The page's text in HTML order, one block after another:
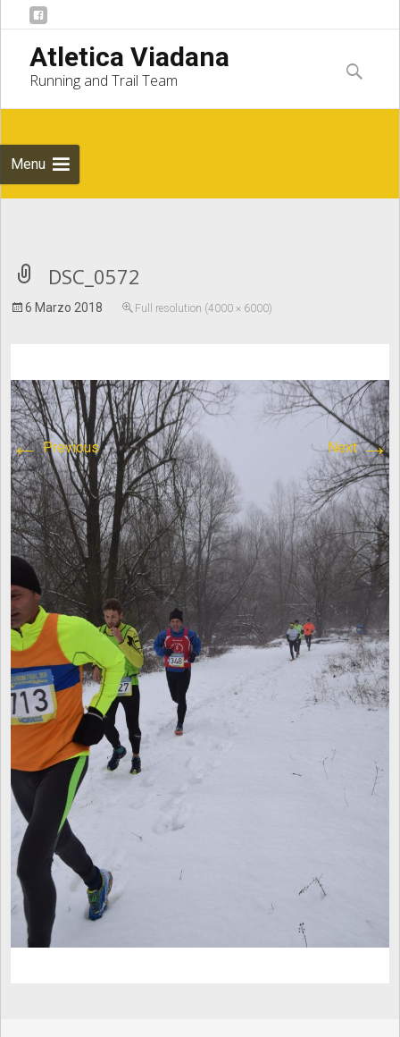
Atletica Viadana
Running and Trail Team
Menu
content
Ricerca
per:
content/plugins/breadcrumb-
navxt/class.bcn_breadcrumb_trail.phpon line 1013
Atletica Viadana>DSC_0572
DSC_0572
6 Marzo 2018 Full resolution (4000 × 6000)
←Previous Next→